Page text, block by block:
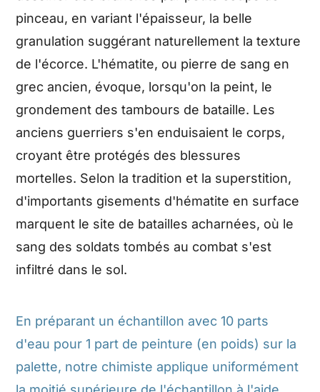
pinceau, en variant l'épaisseur, la belle
granulation suggérant naturellement la texture
de l'écorce. L'hématite, ou pierre de sang en
grec ancien, évoque, lorsqu'on la peint, le
grondement des tambours de bataille. Les
anciens guerriers s'en enduisaient le corps,
croyant être protégés des blessures
mortelles. Selon la tradition et la superstition,
d'importants gisements d'hématite en surface
marquent le site de batailles acharnées, où le
sang des soldats tombés au combat s'est
infiltré dans le sol.
En préparant un échantillon avec 10 parts
d'eau pour 1 part de peinture (en poids) sur la
palette, notre chimiste applique uniformément